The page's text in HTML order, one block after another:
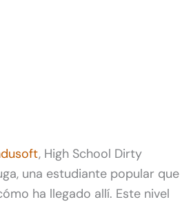
, High School Dirty
una estudiante popular que
ha llegado allí. Este nivel